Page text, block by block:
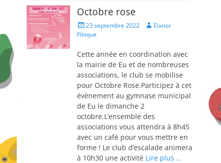
Octobre rose
Posted
on
23 septembre 2022 AuthorElanor
Filoque
Cette année en coordination avec
la mairie de Eu et de nombreuses
associations, le club se mobilise
pour Octobre Rose.Participez à cet
évènement au gymnase municipal
de Eu le dimanche 2
octobre.L’ensemble des
associations vous attendra à 8h45
avec un café pour vous mettre en
forme ! Le club d’escalade animera
à 10h30 une activité Lire plus …